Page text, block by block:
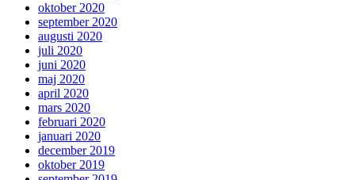
oktober 2020
september 2020
augusti 2020
juli 2020
juni 2020
maj 2020
april 2020
mars 2020
februari 2020
januari 2020
december 2019
oktober 2019